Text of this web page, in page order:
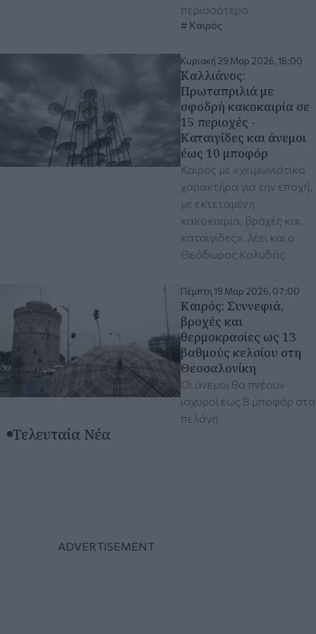
περισσότερο
Καιρός
Κυριακή 29 Μαρ 2026, 16:00
Καλλιάνος:
Πρωταπριλιά με
σφοδρή κακοκαιρία σε
15 περιοχές -
Καταιγίδες και άνεμοι
έως 10 μποφόρ
Καιρός με «χειμωνιάτικο
χαρακτήρα για την εποχή,
με εκτεταμένη
κακοκαιρία, βροχές και
καταιγίδες», λέει και ο
Θεόδωρος Κολυδάς
Πέμπτη 19 Μαρ 2026, 07:00
Καιρός: Συννεφιά,
βροχές και
θερμοκρασίες ως 13
βαθμούς κελσίου στη
Θεσσαλονίκη
Οι άνεμοι θα πνέουν
ισχυροί έως 8 μποφόρ στα
πελάγη
Τελευταία Νέα